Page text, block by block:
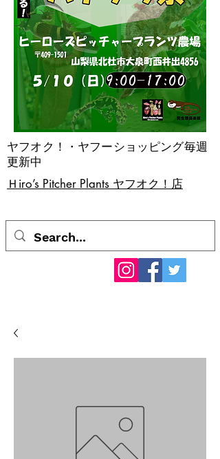
​Ｈiro’s Pitcher Plants ヤフオク！店
ヤフオク！・ヤフーショッピング毎週
更新中